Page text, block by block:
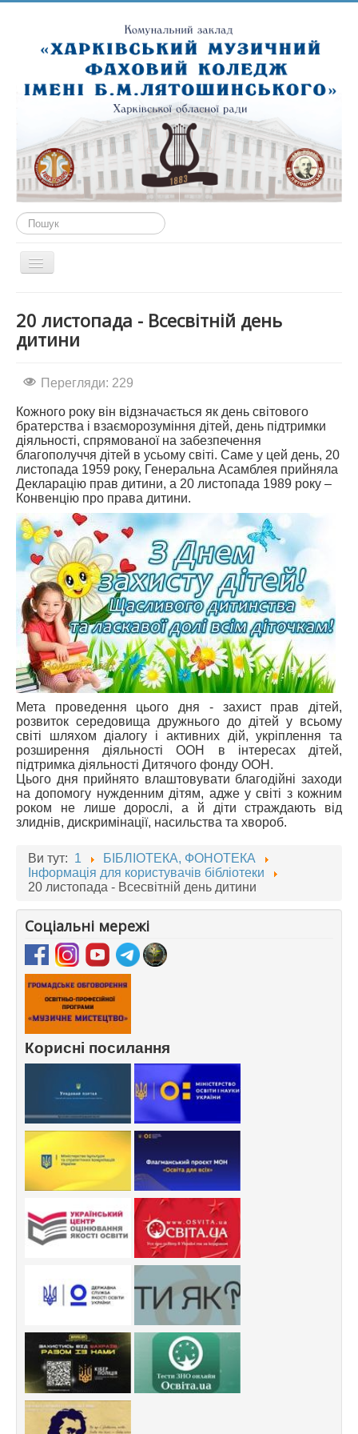
Пошук...
Перемикач
ПРО НАС
АБІТУРІЄНТУ
СТУДЕНТУ
КАБІНЕТ МЕТОДИСТА
НАВЧАЛЬНО-ВИХОВНА РОБОТА
МИСТЕЦЬКІ ПРОЄКТИ
БІБЛІОТЕКА, ФОНОТЕКА
МИСТЕЦЬКА ШКОЛА ПРИ ХМФК
20 листопада - Всесвітній день
дитини
Перегляди: 229
Кожного року він відзначається як день світового
братерства і взаєморозуміння дітей, день підтримки
діяльності, спрямованої на забезпечення
благополуччя дітей в усьому світі. Саме у цей день, 20
листопада 1959 року, Генеральна Асамблея прийняла
Декларацію прав дитини, а 20 листопада 1989 року –
Конвенцію про права дитини.
Мета проведення цього дня - захист прав дітей,
розвиток середовища дружнього до дітей у всьому
світі шляхом діалогу і активних дій, укріплення та
розширення діяльності ООН в інтересах дітей,
підтримка діяльності Дитячого фонду ООН.
Цього дня прийнято влаштовувати благодійні заходи
на допомогу нужденним дітям, адже у світі з кожним
роком не лише дорослі, а й діти страждають від
злиднів, дискримінації, насильства та хвороб.
Ви тут: 1
БІБЛІОТЕКА, ФОНОТЕКА
Інформація для користувачів бібліотеки
20 листопада - Всесвітній день дитини
Соціальні мережі
Корисні посилання